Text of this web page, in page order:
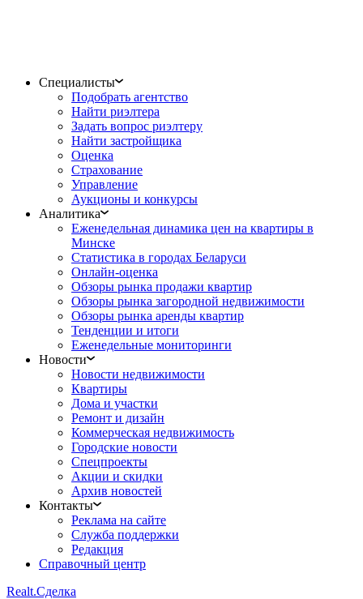
Специалисты
Подобрать агентство
Найти риэлтера
Задать вопрос риэлтеру
Найти застройщика
Оценка
Страхование
Управление
Аукционы и конкурсы
Аналитика
Еженедельная динамика цен на квартиры в
Минске
Статистика в городах Беларуси
Онлайн-оценка
Обзоры рынка продажи квартир
Обзоры рынка загородной недвижимости
Обзоры рынка аренды квартир
Тенденции и итоги
Еженедельные мониторинги
Новости
Новости недвижимости
Квартиры
Дома и участки
Ремонт и дизайн
Коммерческая недвижимость
Городские новости
Спецпроекты
Акции и скидки
Архив новостей
Контакты
Реклама на сайте
Служба поддержки
Редакция
Справочный центр
Realt.Сделка